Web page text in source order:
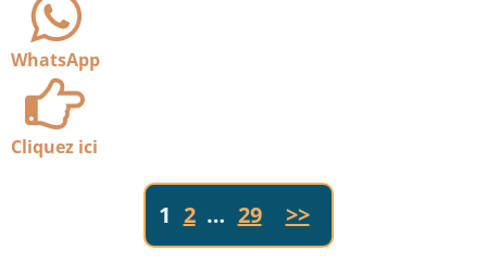
WhatsApp
Cliquez ici
1 2 … 29 >>